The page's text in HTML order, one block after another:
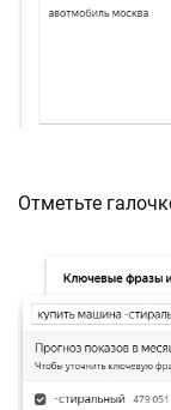
Отметьте